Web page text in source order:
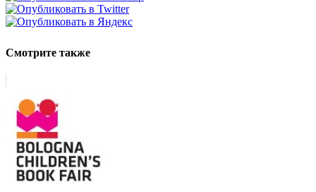
Смотрите также